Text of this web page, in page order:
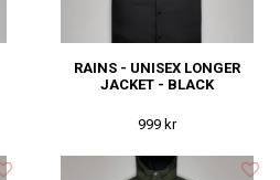
RAINS - UNISEX LONGER
JACKET - BLACK
999 kr